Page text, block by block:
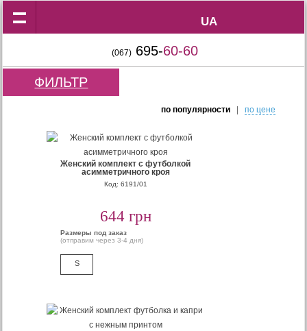
UA
UA
(067) 695-60-60
ФИЛЬТР
по популярности| по цене
Женский комплект с футболкой
асимметричного кроя
Код: 6191/01
644 грн
Размеры под заказ
(отправим через 3-4 дня)
S